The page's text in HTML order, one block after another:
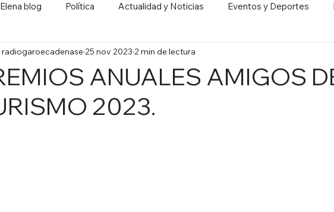
blog Política Actualidad y Noticias Eventos y Deportes
Empresas y Economía Salud y Bienestar
ANUALES AMIGOS
2023.
radiogaroecadenase 25 nov 2023 2 min de lectura